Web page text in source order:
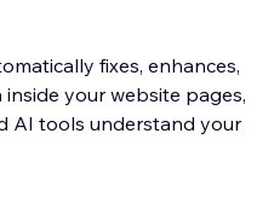
fixes, enhances,
your website pages,
AI tools understand your